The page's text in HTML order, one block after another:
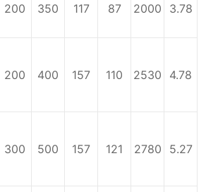
200 350 117 87 2000 3.78
200 400 157 110 2530 4.78
300 500 157 121 2780 5.27